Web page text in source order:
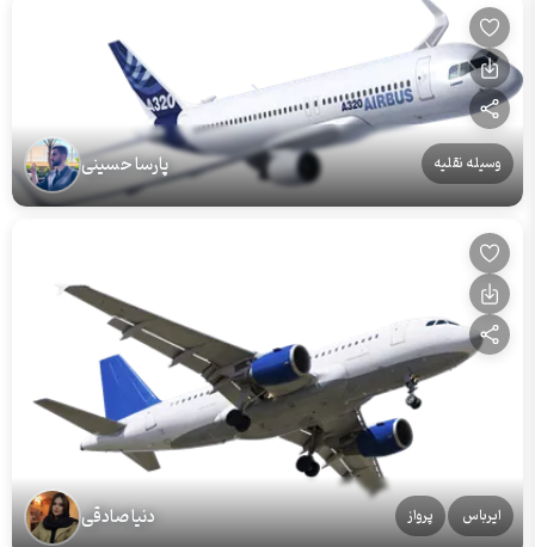
وسیله نقلیه پارسا حسینی
ایرباس پرواز دنیا صادقی